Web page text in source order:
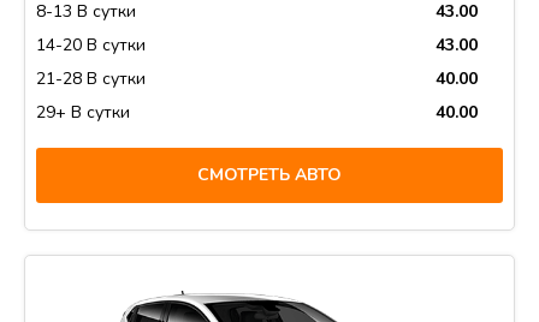
8-13 В сутки
43.00
14-20 В сутки
43.00
21-28 В сутки
40.00
29+ В сутки
40.00
СМОТРЕТЬ АВТО